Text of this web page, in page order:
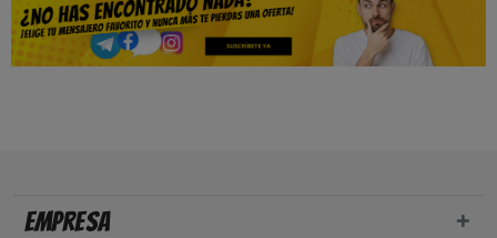
Empresa